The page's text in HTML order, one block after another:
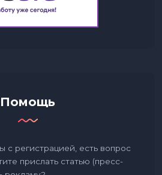
Помощь
с регистрацией, есть вопрос
прислать статью (пресс-